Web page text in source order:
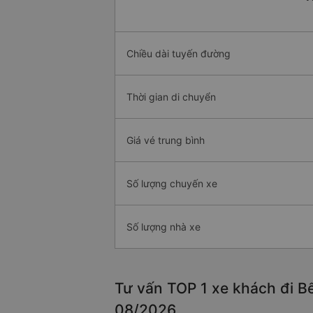
Chiều dài tuyến đường
Thời gian di chuyển
Giá vé trung bình
Số lượng chuyến xe
Số lượng nhà xe
Tư vấn TOP 1 xe khách đi